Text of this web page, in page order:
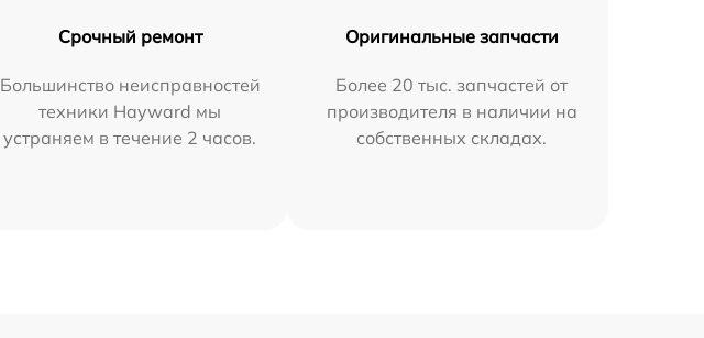
Срочный ремонт
Большинство неисправностей
техники Hayward мы
устраняем в течение 2 часов.
Оригинальные запчасти
Более 20 тыс. запчастей от
производителя в наличии на
собственных складах.